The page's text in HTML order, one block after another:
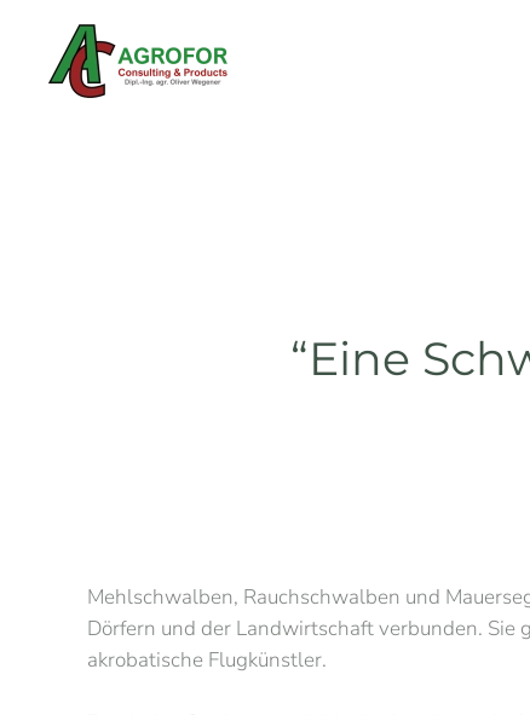
Skip to main content
“Eine
Mehlschwalben, Rauchschwalben und
Dörfern und der Landwirtschaft verbunden.
akrobatische Flugkünstler.